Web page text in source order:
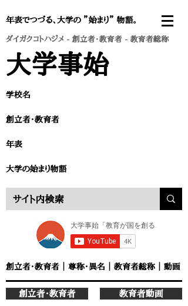
年表でつづる、大学の ”始まり” 物語。
ダイガクコトハジメ - 創立者・教育者 - 教育者総称
​大学事始
学校名
創立者・教育者​
​年表
​大学の始まり物語
創立者・教育者 尊称・異名 教育者総称 動画
創立者・教育者 教育者動画